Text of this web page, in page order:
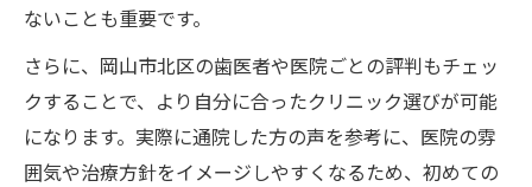
ないことも重要です。
さらに、岡山市北区の歯医者や医院ごとの評判もチェッ
クすることで、より自分に合ったクリニック選びが可能
になります。実際に通院した方の声を参考に、医院の雰
囲気や治療方針をイメージしやすくなるため、初めての